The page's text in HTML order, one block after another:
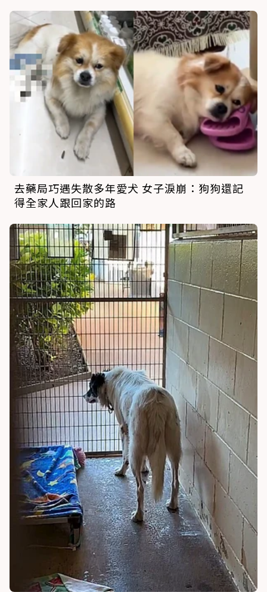
去藥局巧遇失散多年愛犬 女子淚崩：狗狗還記
得全家人跟回家的路